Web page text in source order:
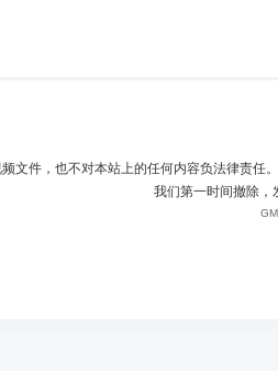
文件，也不对本站上的任何内容负法律责任
我们第一时间撤除，